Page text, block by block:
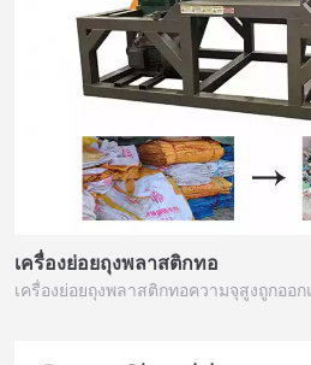
เครื่องย่อยถุงพลาสติกทอ
เครื่องย่อยถุงพลาสติกทอความจุสูงถูกออ